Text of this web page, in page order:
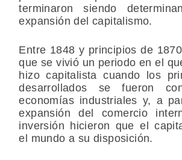
terminaron siendo
expansión del capitalismo.
Entre 1848 y principios de
que se vivió un periodo en el
hizo capitalista cuando los
desarrollados se fueron
economías industriales y, a
expansión del comercio
inversión hicieron que el
el mundo a su disposición.